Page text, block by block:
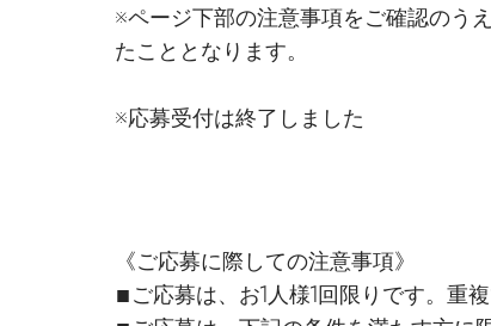
※ページ下部の注意事項をご確認のう
たこととなります。
※応募受付は終了しました
《ご応募に際しての注意事項》​
■ご応募は、お1人様1回限りです。重